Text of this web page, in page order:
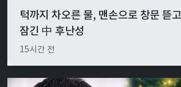
턱까지 차오른 물, 맨손으로 창문 뜯
잠긴 中 후난성
15시간 전